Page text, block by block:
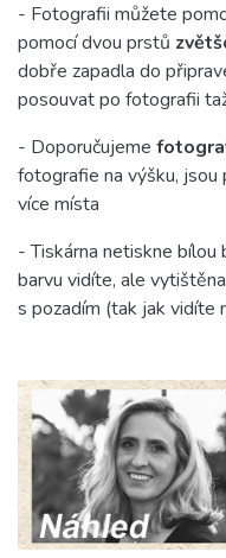
- Fotografii můžete
pomocí dvou prstů
dobře zapadla do
posouvat po fotografii
- Doporučujeme
fotografie na výšku, jsou
více místa
- Tiskárna netiskne bílou
barvu vidíte, ale
s pozadím (tak jak vidíte